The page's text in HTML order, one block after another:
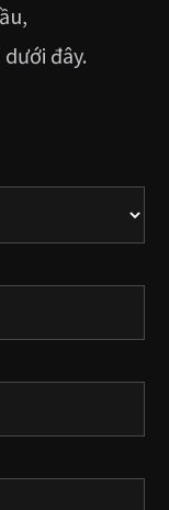
đây.